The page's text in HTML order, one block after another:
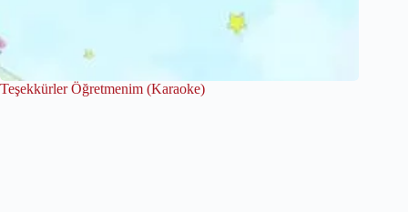
Teşekkürler Öğretmenim (Karaoke)